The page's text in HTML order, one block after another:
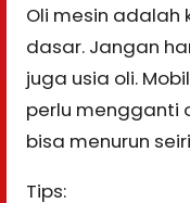
Oli mesin
dasar. Jangan
juga usia oli.
perlu mengganti
bisa menurun
Tips: